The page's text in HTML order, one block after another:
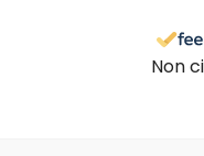
Non